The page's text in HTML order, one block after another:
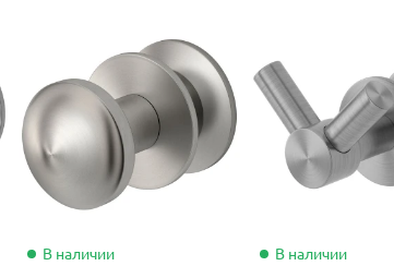
В наличии В наличии